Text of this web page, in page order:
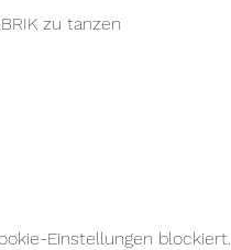
zu tanzen
Einstellungen blockiert.